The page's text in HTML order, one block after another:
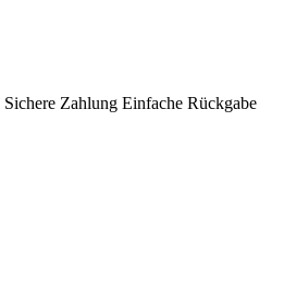
Sichere Zahlung Einfache Rückgabe